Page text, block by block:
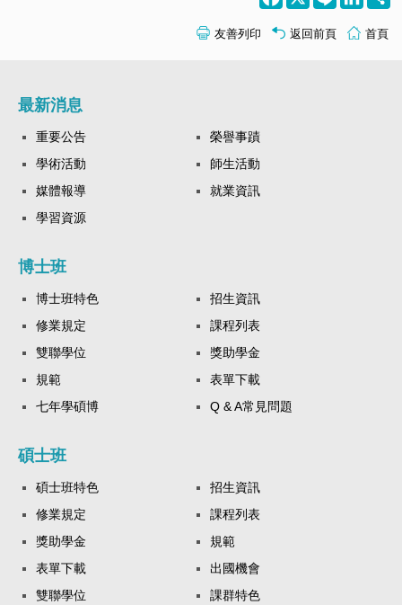
友善列印 返回前頁 首頁
最新消息
重要公告
榮譽事蹟
學術活動
師生活動
媒體報導
就業資訊
學習資源
博士班
博士班特色
招生資訊
修業規定
課程列表
雙聯學位
獎助學金
規範
表單下載
七年學碩博
Q & A常見問題
碩士班
碩士班特色
招生資訊
修業規定
課程列表
獎助學金
規範
表單下載
出國機會
雙聯學位
課群特色